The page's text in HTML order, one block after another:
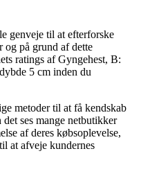
genveje til at efterforske
og på grund af dette
ratings af Gyngehest, B:
5 cm inden du
metoder til at få kendskab
ses mange netbutikker
af deres købsoplevelse,
at afveje kundernes